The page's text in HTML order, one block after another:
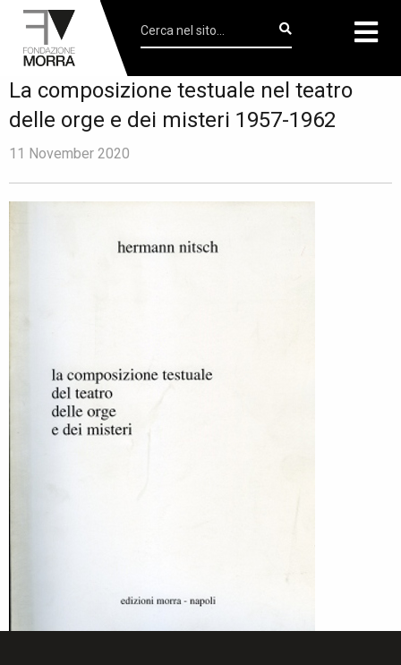
La composizione testuale nel teatro
delle orge e dei misteri 1957-1962
11 November 2020